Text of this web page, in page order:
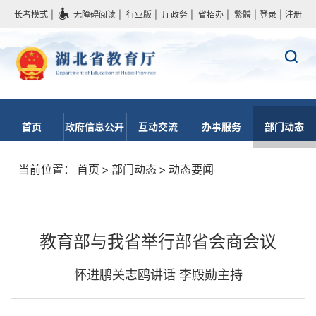
长者模式 无障碍阅读 行业版 厅政务 省招办 繁體 登录 注册
首页 政府信息公开 互动交流 办事服务 部门动态
当前位置： 首页 > 部门动态 > 动态要闻
教育部与我省举行部省会商会议
怀进鹏关志鸥讲话 李殿勋主持